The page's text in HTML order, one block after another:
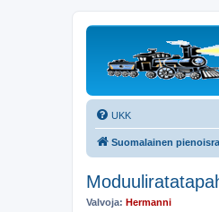
UKK
Suomalainen
Valvoja: Hermanni